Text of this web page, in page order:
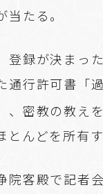
当たる。
登録が決まっ
通行許可書「
、密教の教え
とんどを所有す
院客殿で記者